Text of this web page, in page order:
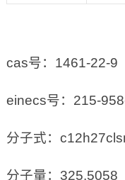
cas号：1461-22-9
einecs号：215-
分子式：
分子量：325.5058